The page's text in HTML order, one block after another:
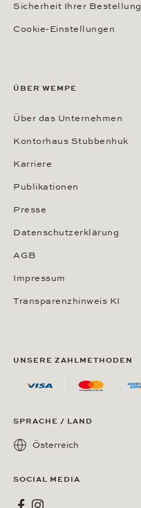
Sicherheit Ihrer Bestellung
Cookie-Einstellungen
ÜBER WEMPE
Über das Unternehmen
Kontorhaus Stubbenhuk
Karriere
Publikationen
Presse
Datenschutzerklärung
AGB
Impressum
Transparenzhinweis KI
UNSERE ZAHLMETHODEN
SPRACHE / LAND
Österreich
SOCIAL MEDIA
Wempe bei Facebook
Wempe bei Instagram